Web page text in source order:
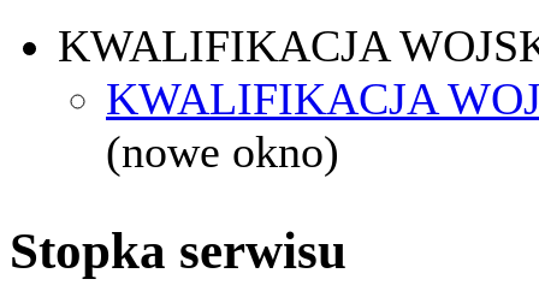
KWALIFIKACJA
KWALIFIKACJA
(nowe okno)
Stopka serwisu